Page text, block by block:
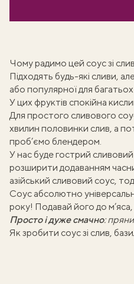
Чому радимо цей соус зі
Підходять будь-які сливи,
або популярної для
У цих фруктів спокійна
Для простого сливового
хвилин половинки слив, а
проб’ємо блендером.
У нас буде гострий
розширити додаванням
азійський сливовий соус,
Соус абсолютно
року! Подавай його до
Просто і дуже смачно:
Як зробити соус зі слив,